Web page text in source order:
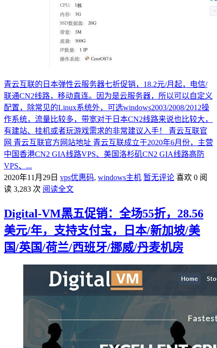
青云互联的日本弹性云服务器七折促销，18.2元/月起，电信/
联通CN2线路，移动直连。因为是云服务器，所以可以自定义
配置，除常见的Linux系统外，可选windows2003/2008/2012操
作系统，流量比较多，带宽对于日本CN2线路来说也比较大，
有建站、挂机或者玩游戏需求的非常建议入手！ 青云互联官
网 青云互联官方网站地址 青云互联成立于2020年6月份，主营
中国香港CN2 GIA线路VPS、美国洛杉矶CN2 GIA线路高防
VPS、...
2020年11月29日 vps优惠码, windows主机 暂无评论 喜欢 0 阅
读 3,283 次 阅读全文
Digital-VM黑五促销：全场55折，28.56
美元/年，支持支付宝，日本/新加坡/美
国/英国/荷兰/西班牙/挪威/丹麦机房